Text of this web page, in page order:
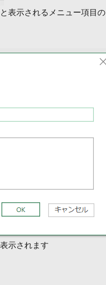
表示されるメニュー項目
示されます